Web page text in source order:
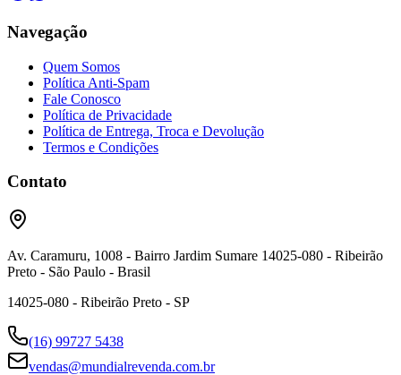
Navegação
Quem Somos
Política Anti-Spam
Fale Conosco
Política de Privacidade
Política de Entrega, Troca e Devolução
Termos e Condições
Contato
Av. Caramuru, 1008 - Bairro Jardim Sumare 14025-080 - Ribeirão
Preto - São Paulo - Brasil
14025-080 - Ribeirão Preto - SP
(16) 99727 5438
vendas@mundialrevenda.com.br